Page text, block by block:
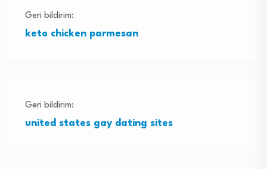
Geri bildirim:
keto chicken parmesan
Geri bildirim:
united states gay dating sites